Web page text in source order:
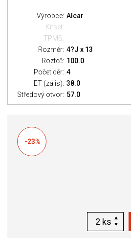
Výrobce: Alcar
Kitset:
TPMS:
Rozměr: 4?J x 13
Rozteč: 100.0
Počet děr: 4
ET (zális): 38.0
Středový otvor: 57.0
-23%
ks